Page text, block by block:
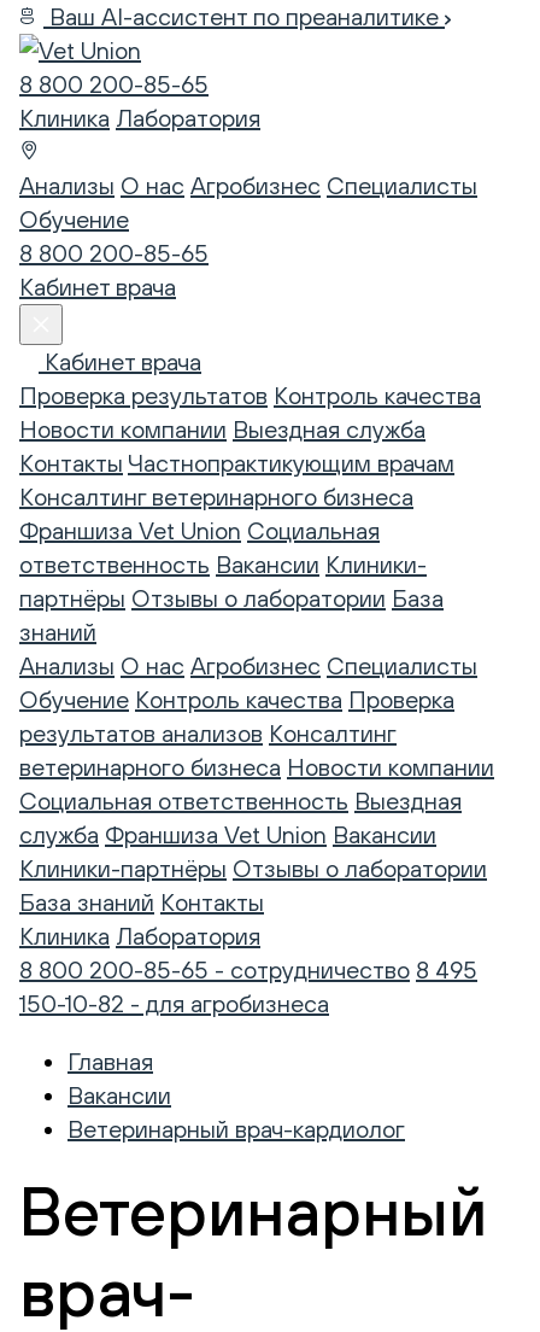
Ваш AI-ассистент по преаналитике
8 800 200-85-65
Клиника Лаборатория
Анализы О нас Агробизнес Специалисты
Обучение
8 800 200-85-65
Кабинет врача
Кабинет врача
Проверка результатов Контроль качества
Новости компании Выездная служба
Контакты Частнопрактикующим врачам
Консалтинг ветеринарного бизнеса
Франшиза Vet Union Социальная
ответственность Вакансии Клиники-
партнёры Отзывы о лаборатории База
знаний
Анализы О нас Агробизнес Специалисты
Обучение Контроль качества Проверка
результатов анализов Консалтинг
ветеринарного бизнеса Новости компании
Социальная ответственность Выездная
служба Франшиза Vet Union Вакансии
Клиники-партнёры Отзывы о лаборатории
База знаний Контакты
Клиника Лаборатория
8 800 200-85-65 - сотрудничество 8 495
150-10-82 - для агробизнеса
Главная
Вакансии
Ветеринарный врач-кардиолог
Ветеринарный
врач-